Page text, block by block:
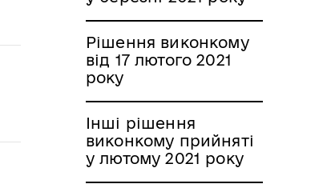
Рішення виконкому
від 17 лютого 2021
року
Інші рішення
виконкому прийняті
у лютому 2021 року